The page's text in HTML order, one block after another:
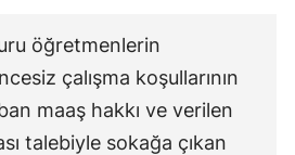
öğretmenlerin
çalışma koşullarının
maaş hakkı ve verilen
talebiyle sokağa çıkan